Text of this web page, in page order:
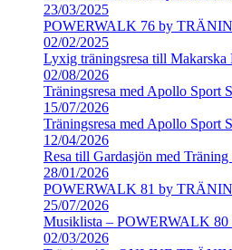
23/03/2025
POWERWALK 76 by
02/02/2025
Lyxig träningsresa till Makarska
02/08/2026
Träningsresa med Apollo Sport
15/07/2026
Träningsresa med Apollo Sport
12/04/2026
Resa till Gardasjön med
28/01/2026
POWERWALK 81 by
25/07/2026
Musiklista – POWERWALK
02/03/2026